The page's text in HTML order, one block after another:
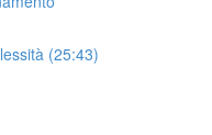
(25:43)